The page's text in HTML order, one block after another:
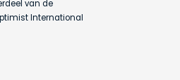
van de
International